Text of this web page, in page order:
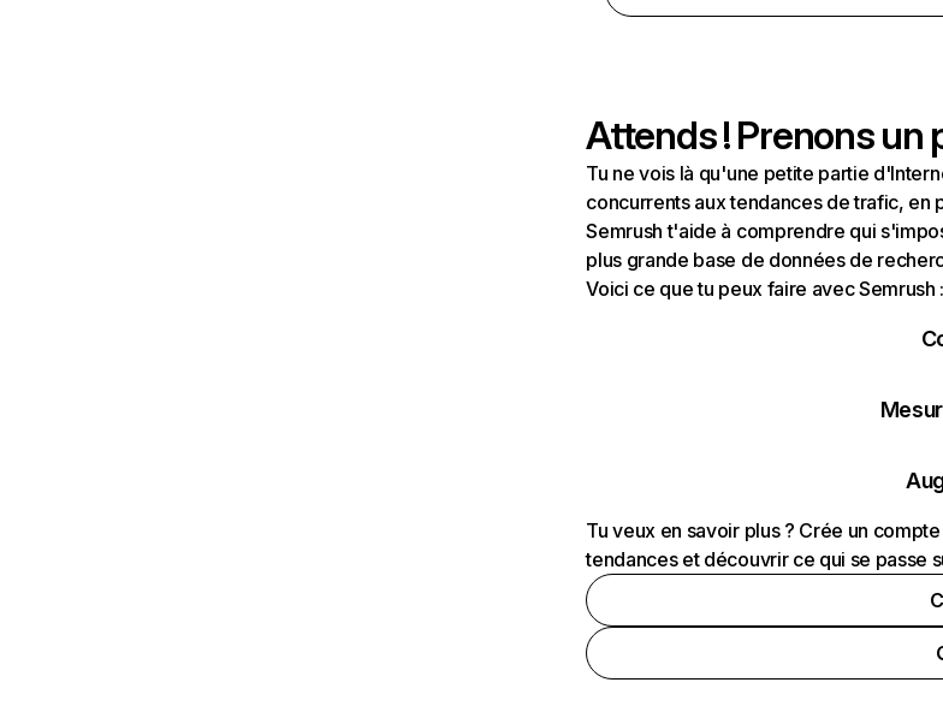
Attends ! Prenons un
Tu ne vois là qu'une petite partie
concurrents aux tendances de trafic, en
Semrush t'aide à comprendre qui
plus grande base de données de
Voici ce que tu peux faire avec Semrush
Tu veux en savoir plus ? Crée un
tendances et découvrir ce qui se passe